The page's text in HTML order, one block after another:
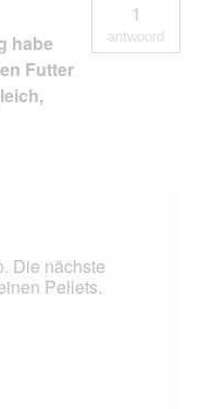
habe
Futter
1
antwoord
Die nächste
Pellets.